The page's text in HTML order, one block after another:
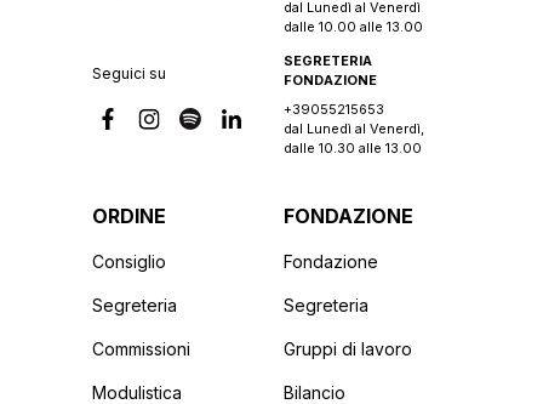
Seguici su
dal Lunedì al Venerdì
dalle 10.00 alle 13.00
SEGRETERIA
FONDAZIONE
+39055215653
dal Lunedì al Venerdì,
dalle 10.30 alle 13.00
ORDINE
Consiglio
Segreteria
Commissioni
Modulistica
FONDAZIONE
Fondazione
Segreteria
Gruppi di lavoro
Bilancio